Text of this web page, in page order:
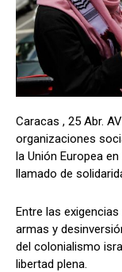
Caracas , 25 Abr.
organizaciones
la Unión Europea
llamado de
Entre las
armas y
del colonialismo
libertad plena.